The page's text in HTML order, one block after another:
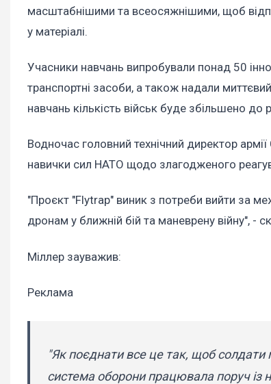
масштабнішими та всеосяжнішими, щоб
у матеріалі.
Учасники навчань випробували понад 50
транспортні засоби, а також надали
навчань кількість військ буде збільшено до
Водночас головний технічний директор
навички сил НАТО щодо злагодженого
"Проєкт "Flytrap" виник з потреби вийти за
дронам у ближній бій та маневрену війну", -
Міллер зауважив:
Реклама
"Як поєднати все це так, щоб солдати
система оборони працювала поруч із